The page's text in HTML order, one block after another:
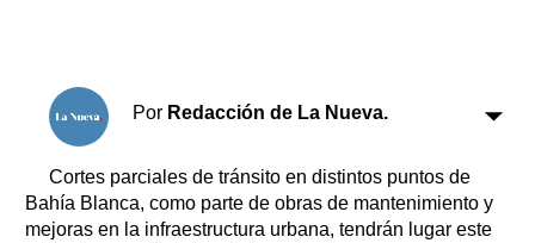
Por Redacción de La Nueva.
Cortes parciales de tránsito en distintos puntos de
Bahía Blanca, como parte de obras de mantenimiento y
mejoras en la infraestructura urbana, tendrán lugar este